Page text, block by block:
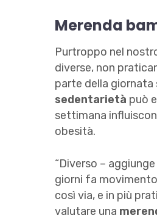
Merenda
Purtroppo nel
diverse, non
parte della giornata
sedentarietà può
settimana
obesità.
“Diverso –
giorni fa
così via, e in più
valutare una